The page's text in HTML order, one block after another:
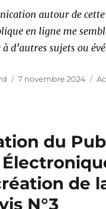
autour de cette
en ligne me
d’autres sujets ou
Publié
7 novembre 2024
du
de
N°3